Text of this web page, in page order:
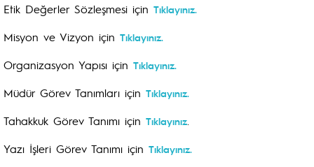
Etik Değerler Sözleşmesi için Tıklayınız.
Misyon ve Vizyon için Tıklayınız.
Organizasyon Yapısı için Tıklayınız.
Müdür Görev Tanımları için Tıklayınız.
Tahakkuk Görev Tanımı için Tıklayınız
Yazı İşleri Görev Tanımı için Tıklayınız.